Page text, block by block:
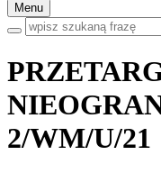
Menu
2/WM/U/21